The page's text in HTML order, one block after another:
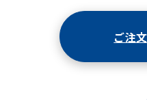
ご注